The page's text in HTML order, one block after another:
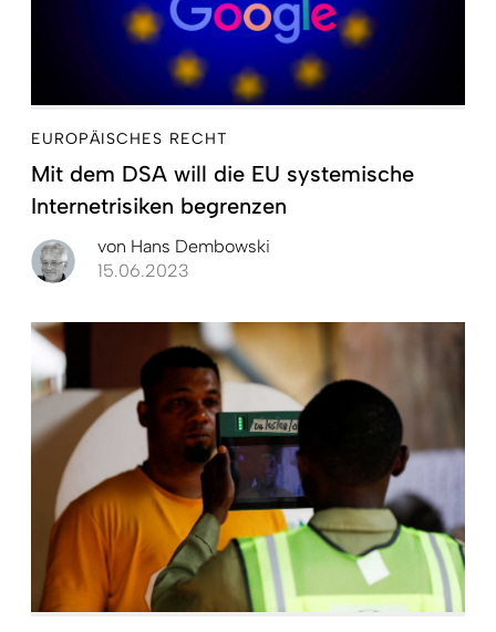
EUROPÄISCHES RECHT
Mit dem DSA will die EU systemische
Internetrisiken begrenzen
von Hans Dembowski
15.06.2023